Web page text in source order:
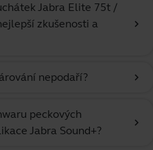
Jabra Elite 75t /
zkušenosti a
chevron_right
nepodaří? chevron_right
peckových
Jabra Sound+?
chevron_right